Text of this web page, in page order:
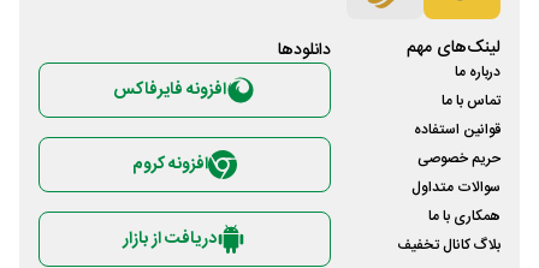
لینک‌های مهم
درباره ما
تماس با ما
قوانین استفاده
حریم خصوصی
سوالات متداول
همکاری با ما
بلاگ کانال تخفیف
دانلود‌ها
افزونه فایرفاکس
افزونه کروم
دریافت از بازار